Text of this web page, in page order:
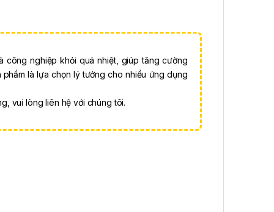
công nghiệp khỏi quá nhiệt, giúp tăng cường
là lựa chọn lý tưởng cho nhiều ứng dụng
vui lòng liên hệ với chúng tôi.